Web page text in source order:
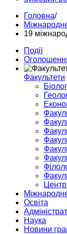
Головна/
19
Події
Факультети
Освіта
Наука
Новини